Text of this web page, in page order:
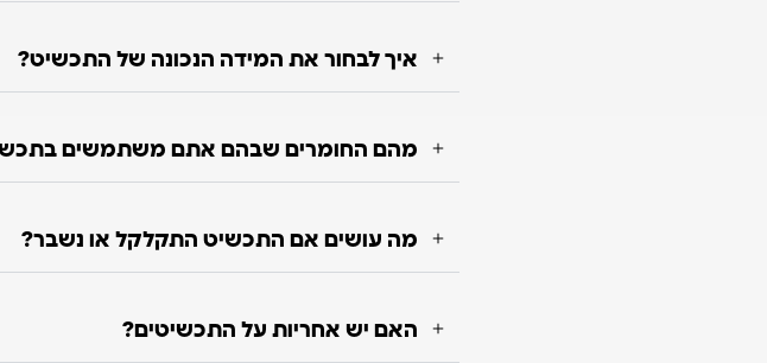
איך לבחור את המידה הנכונה של התכשיט?
מהם החומרים שבהם אתם משתמשים
מה עושים אם התכשיט התקלקל או נשבר?
האם יש אחריות על התכשיטים?